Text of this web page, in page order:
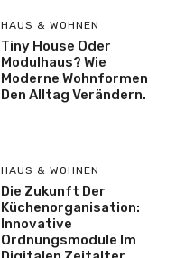
HAUS & WOHNEN
Tiny House Oder
Modulhaus? Wie
Moderne Wohnformen
Den Alltag Verändern.
HAUS & WOHNEN
Die Zukunft Der
Küchenorganisation:
Innovative
Ordnungsmodule Im